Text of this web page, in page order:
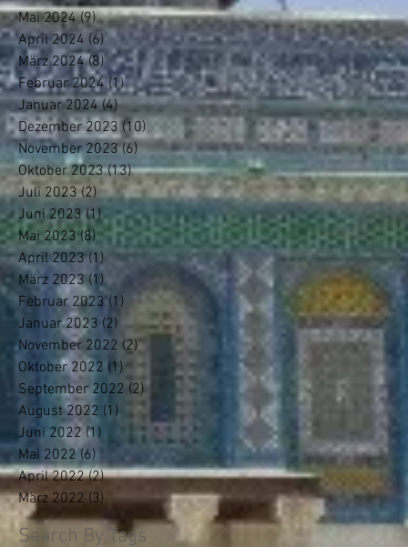
Mai 2024 (9)9 Beiträge
April 2024 (6)6 Beiträge
März 2024 (8)8 Beiträge
Februar 2024 (1)1 Beitrag
Januar 2024 (4)4 Beiträge
Dezember 2023 (10) 10 Beiträge
November 2023 (6)6 Beiträge
Oktober 2023 (13)13 Beiträge
Juli 2023 (2)2 Beiträge
Juni 2023 (1)1 Beitrag
Mai 2023 (8)8 Beiträge
April 2023 (1) 1 Beitrag
März 2023 (1)1 Beitrag
Februar 2023 (1) 1 Beitrag
Januar 2023 (2) 2 Beiträge
November 2022 (2)2 Beiträge
Oktober 2022 (1) 1 Beitrag
September 2022 (2)2 Beiträge
August 2022 (1) 1 Beitrag
Juni 2022 (1) 1 Beitrag
Mai 2022 (6) 6 Beiträge
April 2022 (2)2 Beiträge
März 2022 (3)3 Beiträge
Search By Tags